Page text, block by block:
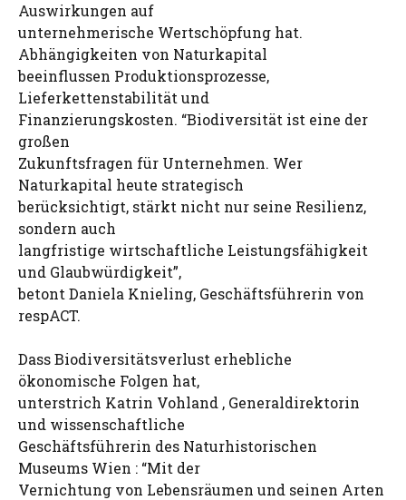
Auswirkungen auf
unternehmerische Wertschöpfung hat.
Abhängigkeiten von Naturkapital
beeinflussen Produktionsprozesse,
Lieferkettenstabilität und
Finanzierungskosten. “Biodiversität ist eine der
großen
Zukunftsfragen für Unternehmen. Wer
Naturkapital heute strategisch
berücksichtigt, stärkt nicht nur seine Resilienz,
sondern auch
langfristige wirtschaftliche Leistungsfähigkeit
und Glaubwürdigkeit”,
betont Daniela Knieling, Geschäftsführerin von
respACT.
Dass Biodiversitätsverlust erhebliche
ökonomische Folgen hat,
unterstrich Katrin Vohland , Generaldirektorin
und wissenschaftliche
Geschäftsführerin des Naturhistorischen
Museums Wien : “Mit der
Vernichtung von Lebensräumen und seinen Arten